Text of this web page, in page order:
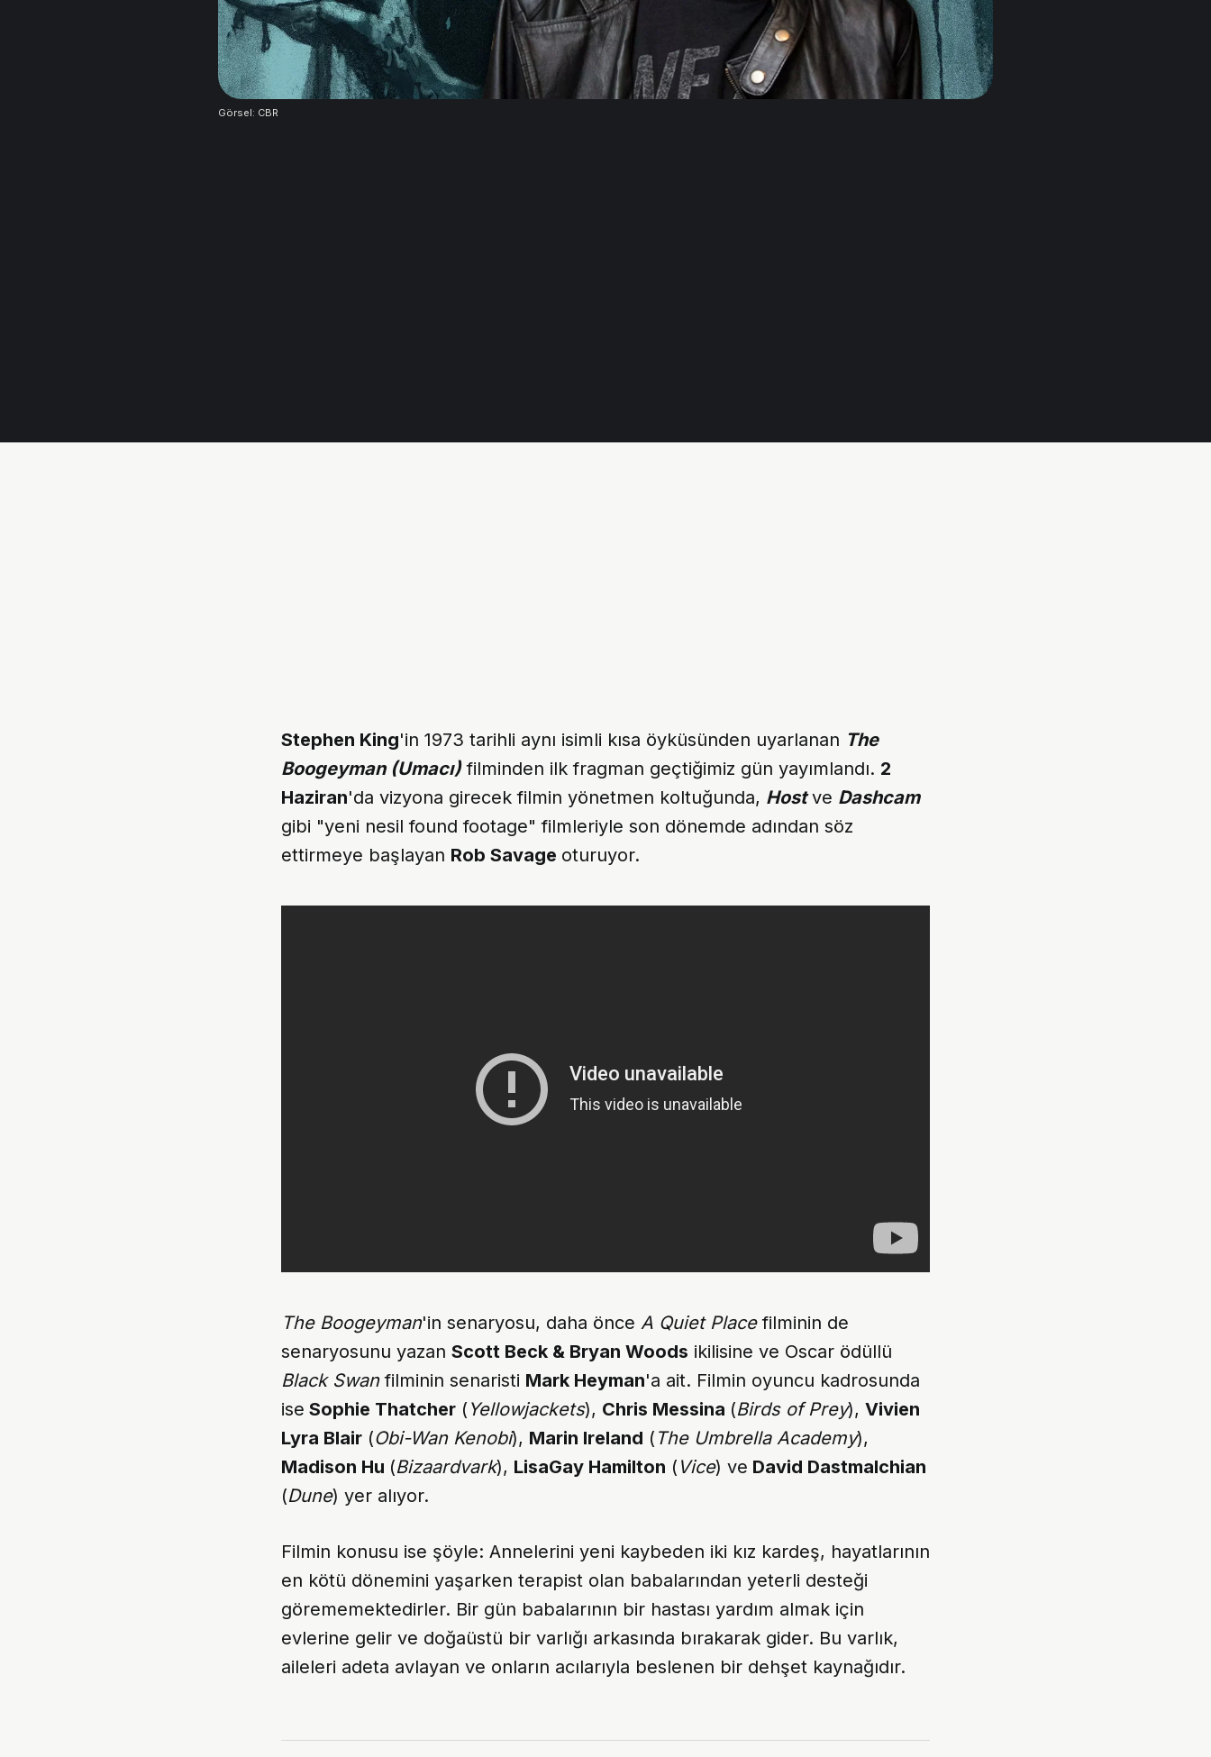
Görsel: CBR
Stephen King'in 1973 tarihli aynı isimli kısa öyküsünden uyarlanan The
Boogeyman (Umacı)filminden ilk fragman geçtiğimiz gün yayımlandı. 2
Haziran'da vizyona girecek filmin yönetmen koltuğunda, Hostve Dashcam
gibi "yeni nesil found footage" filmleriyle son dönemde adından söz
ettirmeye başlayan Rob Savage oturuyor.
The Boogeyman'in senaryosu, daha önce A Quiet Placefilminin de
senaryosunu yazan Scott Beck & Bryan Woods ikilisine ve Oscar ödüllü
Black Swanfilminin senaristi Mark Heyman'a ait. Filmin oyuncu kadrosunda
ise Sophie Thatcher ( Yellowjackets), Chris Messina (Birds of Prey), Vivien
Lyra Blair (Obi-Wan Kenobi), Marin Ireland ( The Umbrella Academy),
Madison Hu (Bizaardvark), LisaGay Hamilton ( Vice) ve David Dastmalchian
(Dune) yer alıyor.
Filmin konusu ise şöyle: Annelerini yeni kaybeden iki kız kardeş, hayatlarının
en kötü dönemini yaşarken terapist olan babalarından yeterli desteği
görememektedirler. Bir gün babalarının bir hastası yardım almak için
evlerine gelir ve doğaüstü bir varlığı arkasında bırakarak gider. Bu varlık,
aileleri adeta avlayan ve onların acılarıyla beslenen bir dehşet kaynağıdır.